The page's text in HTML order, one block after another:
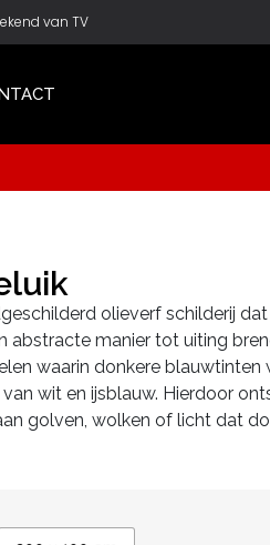
van TV
olieverf schilderij
abstracte manier tot uiting
waarin donkere blauwtinten
wit en ijsblauw. Hierdoor
golven, wolken of licht dat